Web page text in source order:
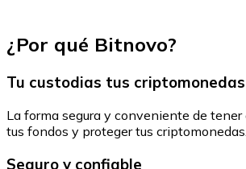
¿Por qué Bitnovo?
Tu custodias tus criptomonedas
La forma segura y conveniente de
tus fondos y proteger tus criptomonedas.
Seguro y confiable